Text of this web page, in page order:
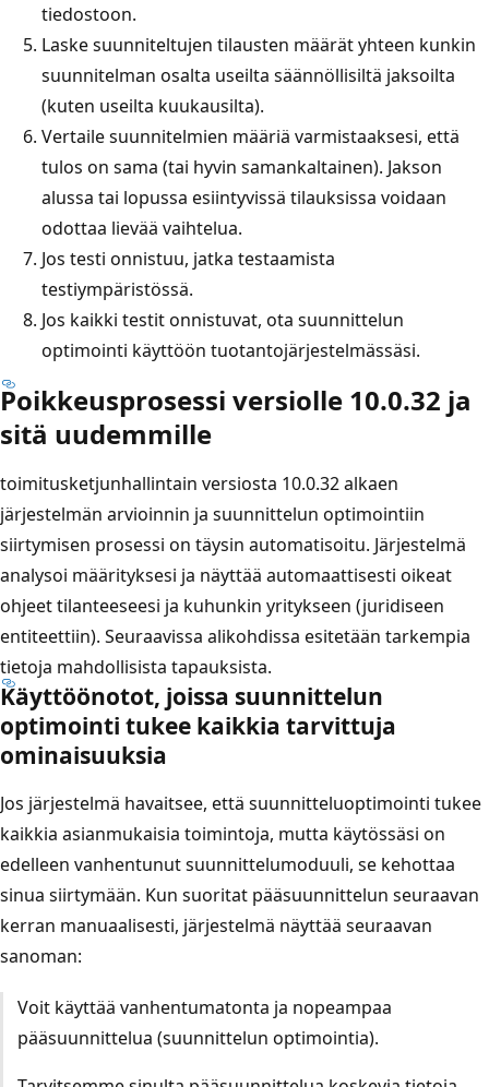
tiedostoon.
Laske suunniteltujen tilausten määrät yhteen kunkin
suunnitelman osalta useilta säännöllisiltä jaksoilta
(kuten useilta kuukausilta).
Vertaile suunnitelmien määriä varmistaaksesi, että
tulos on sama (tai hyvin samankaltainen). Jakson
alussa tai lopussa esiintyvissä tilauksissa voidaan
odottaa lievää vaihtelua.
Jos testi onnistuu, jatka testaamista
testiympäristössä.
Jos kaikki testit onnistuvat, ota suunnittelun
optimointi käyttöön tuotantojärjestelmässäsi.
Poikkeusprosessi versiolle 10.0.32 ja
sitä uudemmille
toimitusketjunhallintain versiosta 10.0.32 alkaen
järjestelmän arvioinnin ja suunnittelun optimointiin
siirtymisen prosessi on täysin automatisoitu. Järjestelmä
analysoi määrityksesi ja näyttää automaattisesti oikeat
ohjeet tilanteeseesi ja kuhunkin yritykseen (juridiseen
entiteettiin). Seuraavissa alikohdissa esitetään tarkempia
tietoja mahdollisista tapauksista.
Käyttöönotot, joissa suunnittelun
optimointi tukee kaikkia tarvittuja
ominaisuuksia
Jos järjestelmä havaitsee, että suunnitteluoptimointi tukee
kaikkia asianmukaisia toimintoja, mutta käytössäsi on
edelleen vanhentunut suunnittelumoduuli, se kehottaa
sinua siirtymään. Kun suoritat pääsuunnittelun seuraavan
kerran manuaalisesti, järjestelmä näyttää seuraavan
sanoman:
Voit käyttää vanhentumatonta ja nopeampaa
pääsuunnittelua (suunnittelun optimointia).